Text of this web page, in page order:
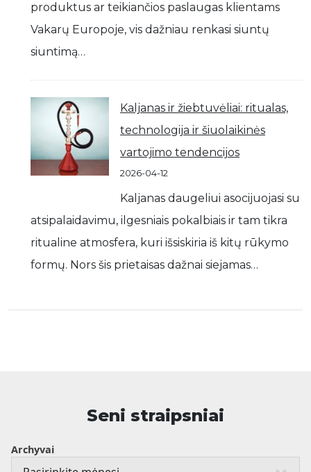
produktus ar teikiančios paslaugas klientams
Vakarų Europoje, vis dažniau renkasi siuntų
siuntimą…
Kaljanas ir žiebtuvėliai: ritualas,
technologija ir šiuolaikinės
vartojimo tendencijos
2026-04-12
Kaljanas daugeliui asocijuojasi su
atsipalaidavimu, ilgesniais pokalbiais ir tam tikra
ritualine atmosfera, kuri išsiskiria iš kitų rūkymo
formų. Nors šis prietaisas dažnai siejamas…
Seni straipsniai
Archyvai